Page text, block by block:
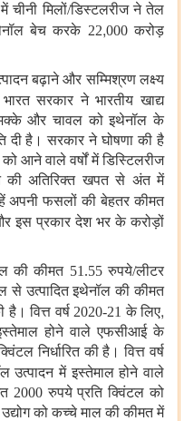
चीनी मिलों/डिस्टलरीज ने तेल
बेच करके 22,000 करोड़
बढ़ाने और सम्मिश्रण लक्ष्य
भारत सरकार नेभारतीय खाद्य
और चावल को इथेनॉल के
दी है। सरकार ने घोषणा की है
आने वाले वर्षों में डिस्टिलरीज
की अतिरिक्त खपत से अंत में
अपनी फसलों की बेहतर कीमत
इस प्रकार देश भर के करोड़ों
की कीमत 51.55 रुपये/लीटर
उत्पादित इथेनॉल की कीमत
है। वित्त वर्ष 2020-21 के लिए,
होने वाले एफसीआई के
निर्धारित की है। वित्त वर्ष
उत्पादन में इस्तेमाल होने वाले
2000 रुपये प्रति क्विंटल को
को कच्चे माल की कीमत में